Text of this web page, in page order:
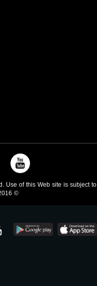
Use of this Web site is subject
©